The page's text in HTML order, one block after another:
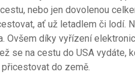
nebo jen dovolenou
ať už letadlem či lodí.
Ovšem díky vyřízení
se na cestu do USA vydáte,
do země.